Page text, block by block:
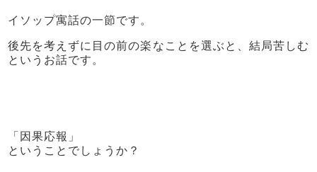
イソップ寓話の一節です。
後先を考えずに目の前の楽なことを選ぶと、結局苦しむ
というお話です。
「因果応報」
ということでしょうか？